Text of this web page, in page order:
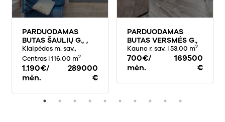
PARDUODAMAS
BUTAS ŠAULIŲ G., ,
KLAIPĖDOJE, 116.000
KV.M PLOTO
Klaipėdos m. sav.,
Centras | 116.00 m2
1.190€/
mėn.
289000
€
PARDUODAMAS
BUTAS VERSMĖS G.,
JONUČIAI II, 53 KV.M
PLOTO
Kauno r. sav. | 53.00 m2
700€/
mėn.
169500
€